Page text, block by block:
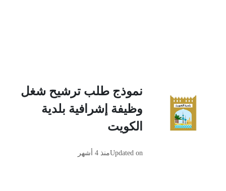
نموذج طلب ترشيح شغل
وظيفة إشرافية بلدية
الكويت
Updated onمنذ 4 أشهر